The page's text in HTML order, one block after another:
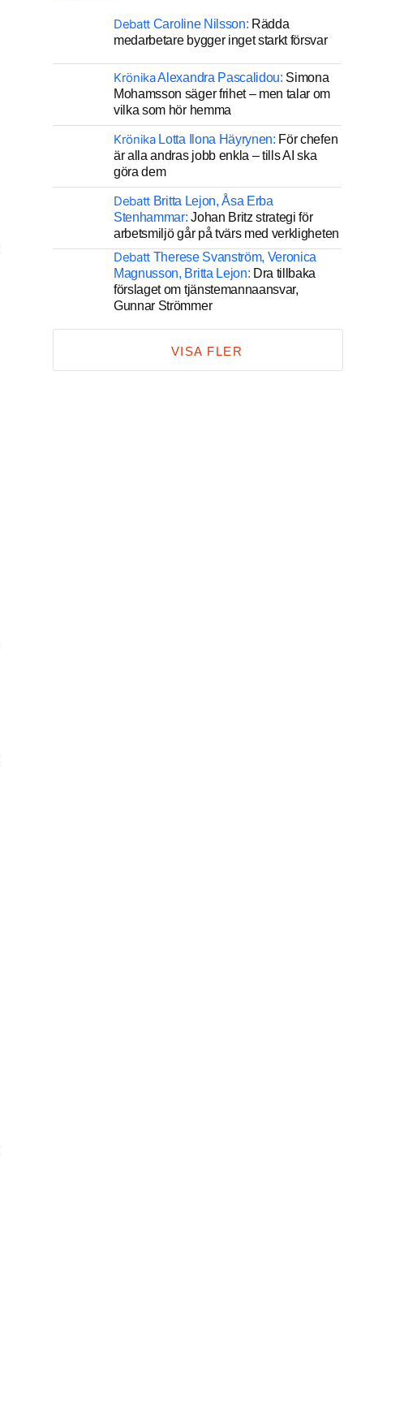
Debatt Caroline Nilsson: Rädda
medarbetare bygger inget starkt försvar
KrönikaAlexandra Pascalidou: Simona
Mohamsson säger frihet – men talar om
vilka som hör hemma
Krönika Lotta Ilona Häyrynen: För chefen
är alla andras jobb enkla – tills AI ska
göra dem
Debatt Britta Lejon, Åsa Erba
Stenhammar: Johan Britz strategi för
arbetsmiljö går på tvärs med verkligheten
Debatt Therese Svanström, Veronica
Magnusson, Britta Lejon: Dra tillbaka
förslaget om tjänstemannaansvar,
Gunnar Strömmer
VISA FLER